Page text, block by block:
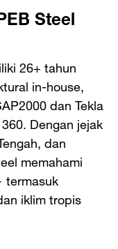
Steel
26+ tahun
in-house,
dan Tekla
Dengan jejak
dan
memahami
iklim tropis